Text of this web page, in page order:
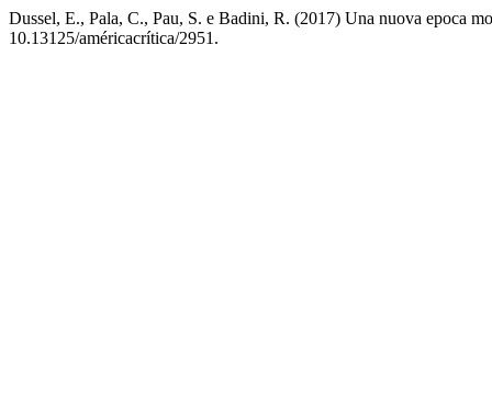
Dussel, E., Pala, C., Pau, S. e Badini, R. (2017) Una nuova epoca
10.13125/américacrítica/2951.